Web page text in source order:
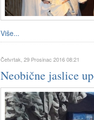
Više...
Četvrtak, 29 Prosinac 2016 08:21
Neobične jaslice